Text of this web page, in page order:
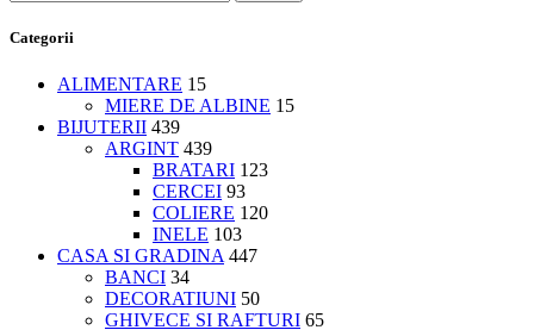
Categorii
ALIMENTARE 15
MIERE DE ALBINE 15
BIJUTERII 439
ARGINT 439
BRATARI 123
CERCEI 93
COLIERE 120
INELE 103
CASA SI GRADINA 447
BANCI 34
DECORATIUNI 50
GHIVECE SI RAFTURI 65